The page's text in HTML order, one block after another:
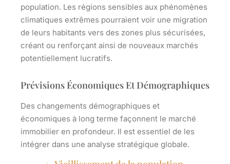
population. Les régions sensibles aux phénomènes
climatiques extrêmes pourraient voir une migration
de leurs habitants vers des zones plus sécurisées,
créant ou renforçant ainsi de nouveaux marchés
potentiellement lucratifs.
Prévisions Économiques Et Démographiques
Des changements démographiques et
économiques à long terme façonnent le marché
immobilier en profondeur. Il est essentiel de les
intégrer dans une analyse stratégique globale.